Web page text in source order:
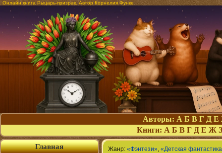
Онлайн книга Рыцарь-призрак. Автор Корнелия Функе
Авторы: А Б В Г Д Е
Книги: А Б В Г Д Е Ж З
Жанр: «Фэнтези», «Детская
Главная